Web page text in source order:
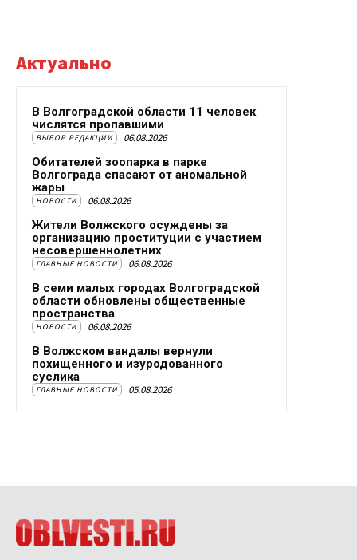
Актуально
В Волгоградской области 11 человек
числятся пропавшими
ВЫБОР РЕДАКЦИИ 06.08.2026
Обитателей зоопарка в парке
Волгограда спасают от аномальной
жары
НОВОСТИ 06.08.2026
Жители Волжского осуждены за
организацию проституции с участием
несовершеннолетних
ГЛАВНЫЕ НОВОСТИ 06.08.2026
В семи малых городах Волгоградской
области обновлены общественные
пространства
НОВОСТИ 06.08.2026
В Волжском вандалы вернули
похищенного и изуродованного
суслика
ГЛАВНЫЕ НОВОСТИ 05.08.2026